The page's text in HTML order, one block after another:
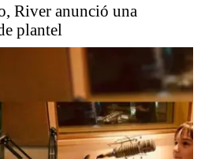
River anunció una
plantel